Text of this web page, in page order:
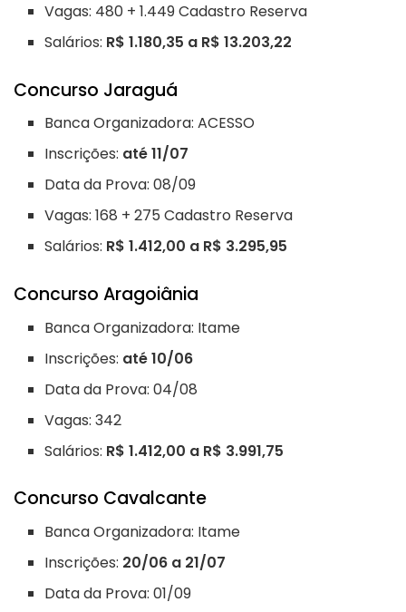
Vagas: 480 + 1.449 Cadastro Reserva
Salários: R$ 1.180,35 a R$ 13.203,22
Concurso Jaraguá
Banca Organizadora: ACESSO
Inscrições: até 11/07
Data da Prova: 08/09
Vagas: 168 + 275 Cadastro Reserva
Salários: R$ 1.412,00 a R$ 3.295,95
Concurso Aragoiânia
Banca Organizadora: Itame
Inscrições: até 10/06
Data da Prova: 04/08
Vagas: 342
Salários: R$ 1.412,00 a R$ 3.991,75
Concurso Cavalcante
Banca Organizadora: Itame
Inscrições: 20/06 a 21/07
Data da Prova: 01/09